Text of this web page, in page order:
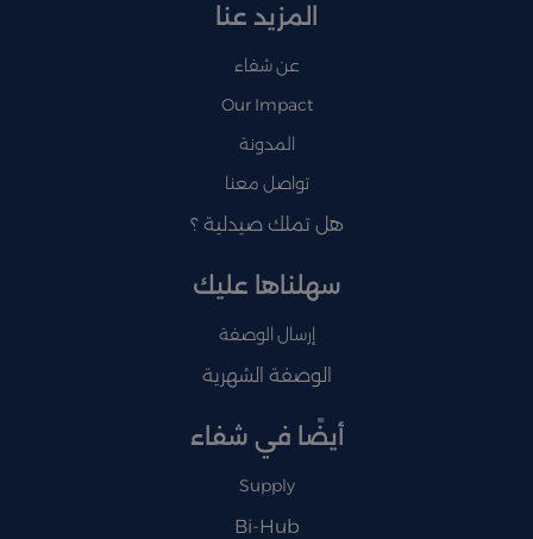
المزيد عنا
عن شفاء
Our Impact
المدونة
تواصل معنا
هل تملك صيدلية ؟
سهلناها عليك
إرسال الوصفة
الوصفة الشهرية
أيضًا في شفاء
Supply
Bi-Hub